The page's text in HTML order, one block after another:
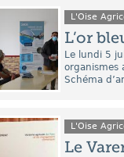
L'Oise
L’or
Le lundi 5
organismes
Schéma
L'Oise
Le